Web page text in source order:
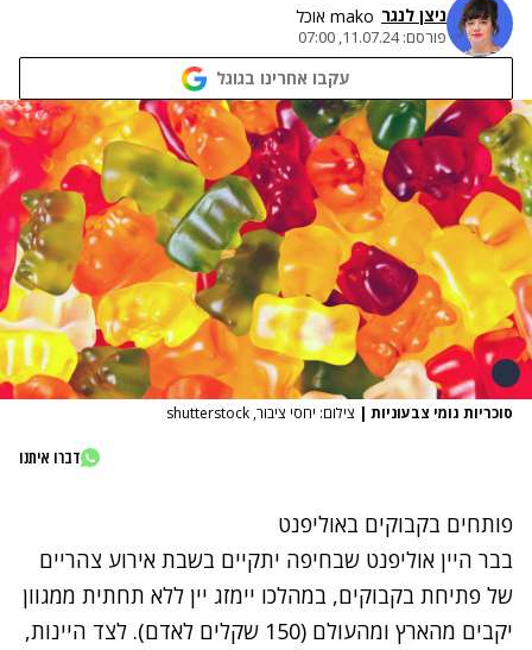
ניצן לנגר mako אוכל
פורסם:11.07.24, 07:00
עקבו אחרינו בגוגל
סוכריות גומי צבעוניות | צילום: יחסי ציבור, shutterstock
דברו איתנו
פותחים בקבוקים באוליפנט
בבר היין אוליפנט שבחיפה יתקיים בשבת אירוע צהריים
של פתיחת בקבוקים, במהלכו יימזג יין ללא תחתית ממגוון
יקבים מהארץ ומהעולם (150 שקלים לאדם). לצד היינות,